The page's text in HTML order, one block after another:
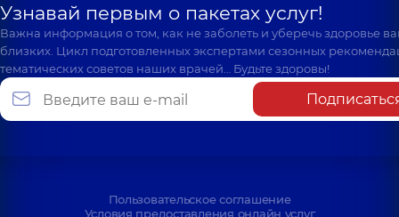
Узнавай первым о пакетах услуг!
Важна информация о том, как не заболеть и уберечь здоровье
близких. Цикл подготовленных экспертами сезонных
тематических советов наших врачей… Будьте здоровы!
Пользовательское соглашение
Условия предоставления онлайн услуг